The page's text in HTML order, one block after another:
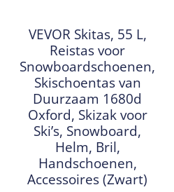
VEVOR Skitas, 55 L,
Reistas voor
Snowboardschoenen,
Skischoentas van
Duurzaam 1680d
Oxford, Skizak voor
Ski’s, Snowboard,
Helm, Bril,
Handschoenen,
Accessoires (Zwart)